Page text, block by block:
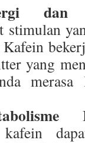
dan
stimulan
yang